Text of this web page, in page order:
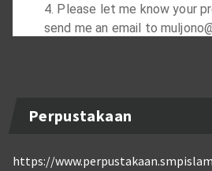
Perpustakaan
https://